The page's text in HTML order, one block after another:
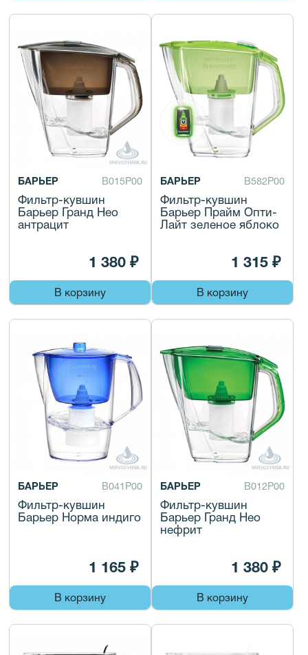
БАРЬЕР В015Р00
Фильтр-кувшин
Барьер Гранд Нео
антрацит
1 380 ₽
В корзину
БАРЬЕР В582Р00
Фильтр-кувшин
Барьер Прайм Опти-
Лайт зеленое яблоко
1 315 ₽
В корзину
БАРЬЕР В041Р00
Фильтр-кувшин
Барьер Норма индиго
1 165 ₽
В корзину
БАРЬЕР В012Р00
Фильтр-кувшин
Барьер Гранд Нео
нефрит
1 380 ₽
В корзину